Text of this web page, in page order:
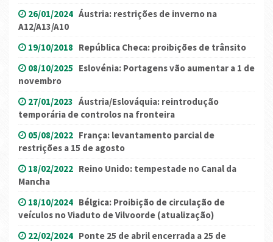
26/01/2024 Áustria: restrições de inverno na
A12/A13/A10
19/10/2018 República Checa: proibições de trânsito
08/10/2025 Eslovénia: Portagens vão aumentar a 1 de
novembro
27/01/2023 Áustria/Eslováquia: reintrodução
temporária de controlos na fronteira
05/08/2022 França: levantamento parcial de
restrições a 15 de agosto
18/02/2022 Reino Unido: tempestade no Canal da
Mancha
18/10/2024 Bélgica: Proibição de circulação de
veículos no Viaduto de Vilvoorde (atualização)
22/02/2024 Ponte 25 de abril encerrada a 25 de